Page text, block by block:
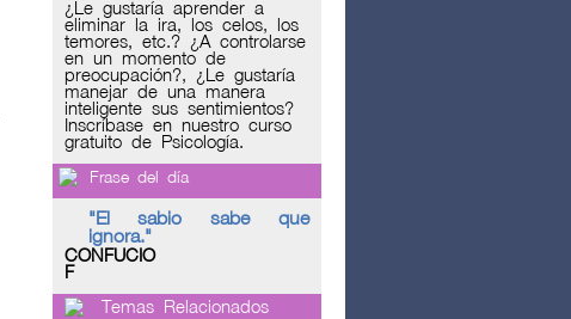
¿Le gustaría aprender a
eliminar la ira, los celos, los
temores, etc.? ¿A controlarse
en un momento de
preocupación?, ¿Le gustaría
manejar de una manera
inteligente sus sentimientos?
Inscríbase en nuestro curso
gratuito de Psicología.
Frase del día
"El sabio sabe que
ignora."
CONFUCIO
F
Temas Relacionados